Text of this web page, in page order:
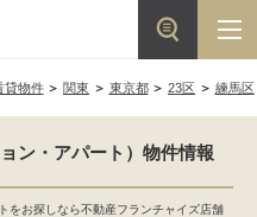
貸物件 関東 東京都 23区 練馬区
ン・アパート）物件情報
をお探しなら不動産フランチャイズ店舗